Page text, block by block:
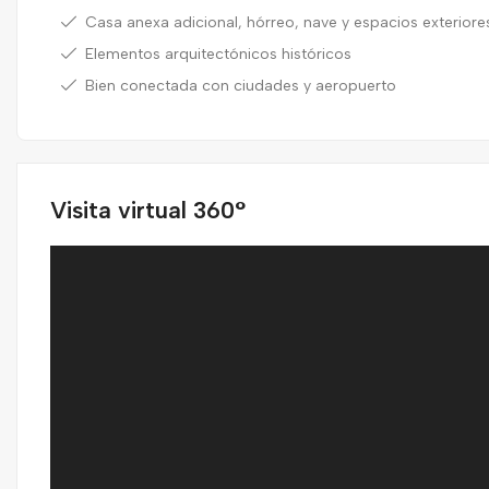
Casa anexa adicional, hórreo, nave y espacios
Elementos arquitectónicos históricos
Bien conectada con ciudades y aeropuerto
Visita virtual 360°